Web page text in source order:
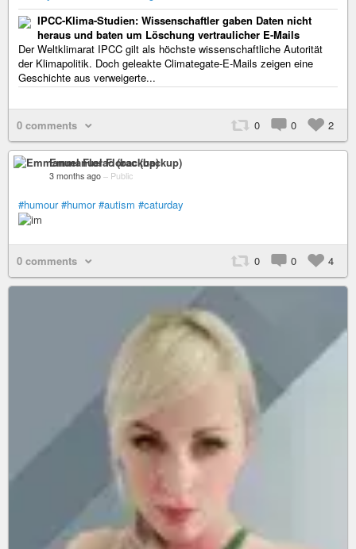
IPCC-Klima-Studien: Wissenschaftler gaben Daten nicht
heraus und baten um Löschung vertraulicher E-Mails
Der Weltklimarat IPCC gilt als höchste wissenschaftliche Autorität
der Klimapolitik. Doch geleakte Climategate-E-Mails zeigen eine
Geschichte aus verweigerte...
0 comments 0 0 2
Emmanuel Florac (backup)
3 months ago – Public
#humour #humor #autism #caturday
0 comments 0 0 4